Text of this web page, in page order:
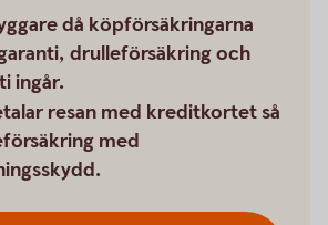
då köpförsäkringarna
drulleförsäkring och
ingår.
resan med kreditkortet så
med